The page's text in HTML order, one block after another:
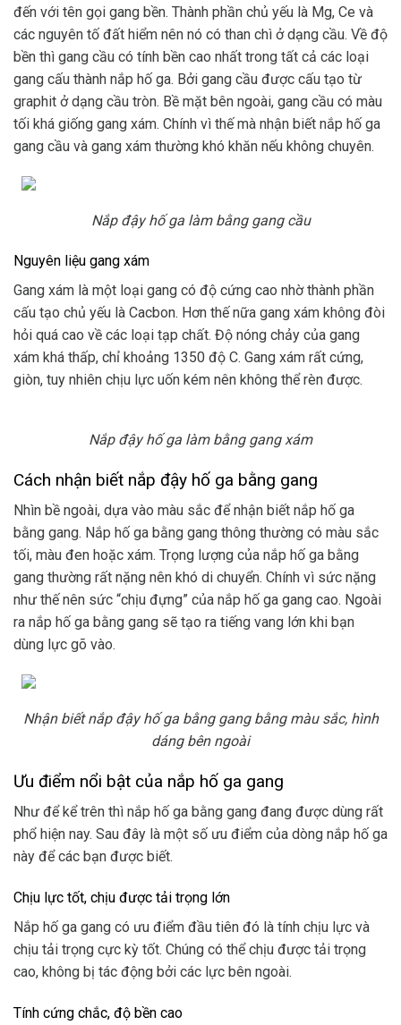
đến với tên gọi gang bền. Thành phần chủ yếu là Mg, Ce và
các nguyên tố đất hiểm nên nó có than chì ở dạng cầu. Về độ
bền thì gang cầu có tính bền cao nhất trong tất cả các loại
gang cấu thành nắp hố ga. Bởi gang cầu được cấu tạo từ
graphit ở dạng cầu tròn. Bề mặt bên ngoài, gang cầu có màu
tối khá giống gang xám. Chính vì thế mà nhận biết nắp hố ga
gang cầu và gang xám thường khó khăn nếu không chuyên.
Nắp đậy hố ga làm bằng gang cầu
Nguyên liệu gang xám
Gang xám là một loại gang có độ cứng cao nhờ thành phần
cấu tạo chủ yếu là Cacbon. Hơn thế nữa gang xám không đòi
hỏi quá cao về các loại tạp chất. Độ nóng chảy của gang
xám khá thấp, chỉ khoảng 1350 độ C. Gang xám rất cứng,
giòn, tuy nhiên chịu lực uốn kém nên không thể rèn được.
Nắp đậy hố ga làm bằng gang xám
Cách nhận biết nắp đậy hố ga bằng gang
Nhìn bề ngoài, dựa vào màu sắc để nhận biết nắp hố ga
bằng gang. Nắp hố ga bằng gang thông thường có màu sắc
tối, màu đen hoặc xám. Trọng lượng của nắp hố ga bằng
gang thường rất nặng nên khó di chuyển. Chính vì sức nặng
như thế nên sức “chịu đựng” của nắp hố ga gang cao. Ngoài
ra nắp hố ga bằng gang sẽ tạo ra tiếng vang lớn khi bạn
dùng lực gõ vào.
Nhận biết nắp đậy hố ga bằng gang bằng màu sắc, hình
dáng bên ngoài
Ưu điểm nổi bật của nắp hố ga gang
Như để kể trên thì nắp hố ga bằng gang đang được dùng rất
phổ hiện nay. Sau đây là một số ưu điểm của dòng nắp hố ga
này để các bạn được biết.
Chịu lực tốt, chịu được tải trọng lớn
Nắp hố ga gang có ưu điểm đầu tiên đó là tính chịu lực và
chịu tải trọng cực kỳ tốt. Chúng có thể chịu được tải trọng
cao, không bị tác động bởi các lực bên ngoài.
Tính cứng chắc, độ bền cao